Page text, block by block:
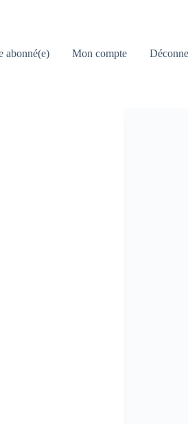
abonné(e) Mon compte